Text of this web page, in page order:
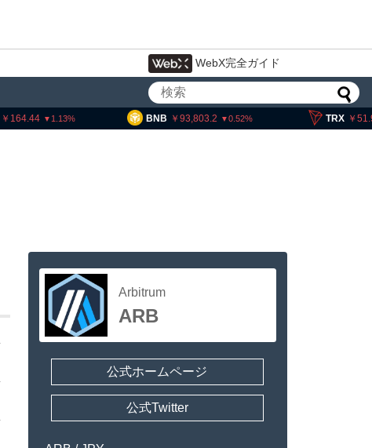
WebX完全ガイド
164.44 1.13 BNB 93,803.2 0.52 TRX
Arbitrum
ARB
公式ホームページ
公式Twitter